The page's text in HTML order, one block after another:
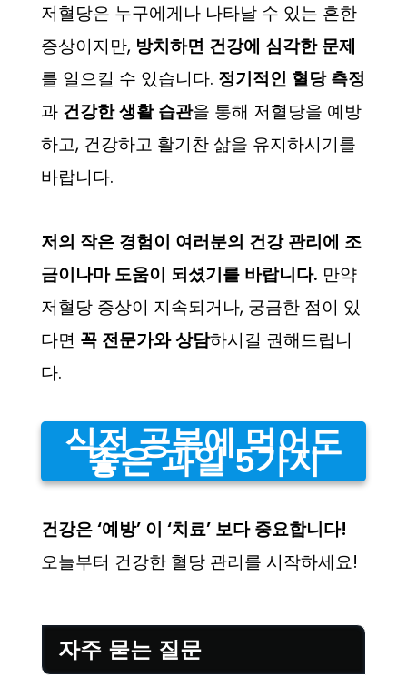
저혈당은 누구에게나 나타날 수 있는 흔한
증상이지만, 방치하면 건강에 심각한 문제
를 일으킬 수 있습니다. 정기적인 혈당 측정
과 건강한 생활 습관을 통해 저혈당을 예방
하고, 건강하고 활기찬 삶을 유지하시기를
바랍니다.
저의 작은 경험이 여러분의 건강 관리에 조
금이나마 도움이 되셨기를 바랍니다. 만약
저혈당 증상이 지속되거나, 궁금한 점이 있
다면 꼭 전문가와 상담하시길 권해드립니
다.
식전 공복에 먹어도
좋은 과일 5가지
건강은 ‘예방’ 이 ‘치료’ 보다 중요합니다!
오늘부터 건강한 혈당 관리를 시작하세요!
자주 묻는 질문